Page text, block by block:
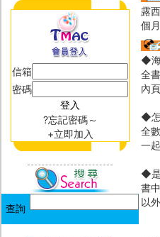
信箱
密碼
?忘記密碼～
+立即加入
露
個
◆
全
內
◆
全
一
◆
書
以